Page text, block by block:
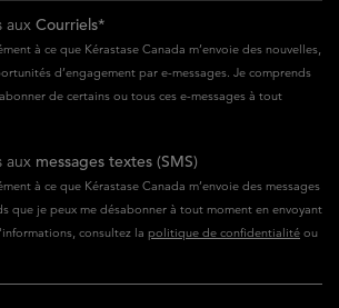
aux Courriels*
à ce que Kérastase Canada m’envoie des nouvelles,
d’engagement par e-messages. Je comprends
de certains ou tous ces e-messages à tout
aux messages textes (SMS)
à ce que Kérastase Canada m’envoie des messages
que je peux me désabonner à tout moment en envoyant
consultez la politique de confidentialité ou